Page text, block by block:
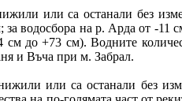
или са останали без
водосбора на р. Арда от -11
до +73 см). Водните
и Въча при м. Забрал.
или са останали без